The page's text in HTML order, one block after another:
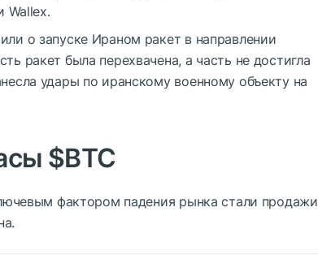
Wallex.
о запуске Ираном ракет в направлении
ракет была перехвачена, а часть не достигла
удары по иранскому военному объекту на
$BTC
фактором падения рынка стали продажи